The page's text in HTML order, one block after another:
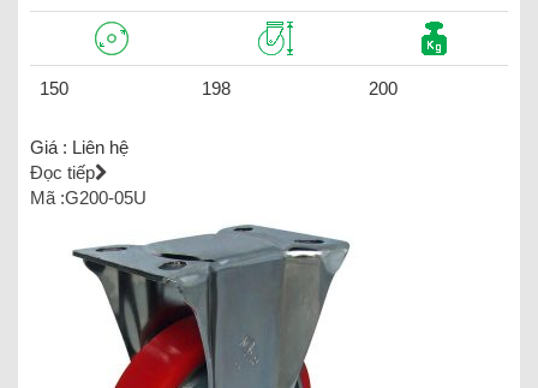
150 198 200
Giá : Liên hệ
Đọc tiếp
Mã :G200-05U